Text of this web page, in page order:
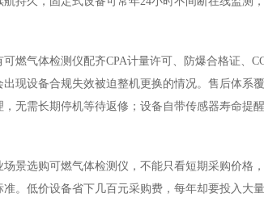
燃气体检测仪配齐CPA计量许可、防爆合格证、
现设备合规失效被迫整机更换的情况。售后体系
无需长期停机等待返修；设备自带传感器寿命提
景选购可燃气体检测仪，不能只看短期采购价格
。低价设备省下几百元采购费，每年却要投入大